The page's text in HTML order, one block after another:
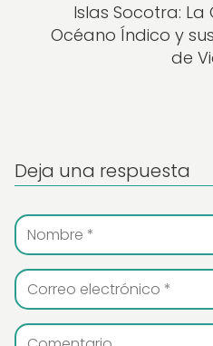
Islas Socotra:
Océano Índico y
de
Deja una respuesta